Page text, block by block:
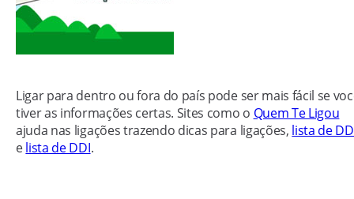
Ligar para dentro ou fora do país pode ser mais fácil se
tiver as informações certas. Sites como o Quem Te Ligou
ajuda nas ligações trazendo dicas para ligações, lista de
elista de DDI.